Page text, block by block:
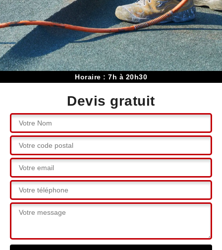
Horaire : 7h à 20h30
Devis gratuit